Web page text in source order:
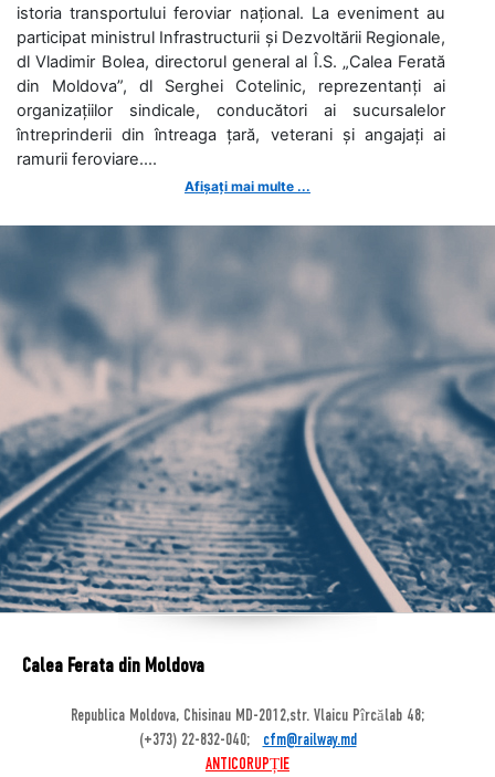
istoria transportului feroviar național. La eveniment au
participat ministrul Infrastructurii și Dezvoltării Regionale,
dl Vladimir Bolea, directorul general al Î.S. „Calea Ferată
din Moldova”, dl Serghei Cotelinic, reprezentanți ai
organizațiilor sindicale, conducători ai sucursalelor
întreprinderii din întreaga țară, veterani și angajați ai
ramurii feroviare....
Afișați mai multe ...
Calea Ferata din Moldova
Republica Moldova, Chisinau MD-2012,str. Vlaicu Pîrcălab 48;
(+373) 22-832-040;
cfm@railway.md
ANTICORUPȚIE